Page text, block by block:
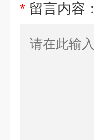
* 留言内容：